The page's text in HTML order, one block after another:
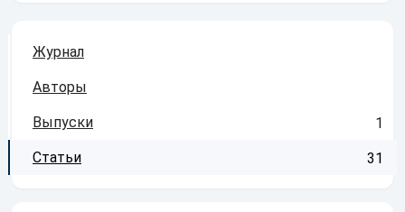
Журнал
Авторы
Выпуски 1
Статьи 31